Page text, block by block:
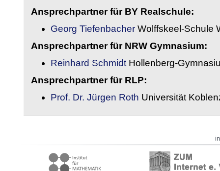
Ansprechpartner für BY Realschule:
Georg Tiefenbacher Wolffskeel-Schule
Ansprechpartner für NRW Gymnasium:
Reinhard Schmidt Hollenberg-
Ansprechpartner für RLP:
Prof. Dr. Jürgen Roth Universität